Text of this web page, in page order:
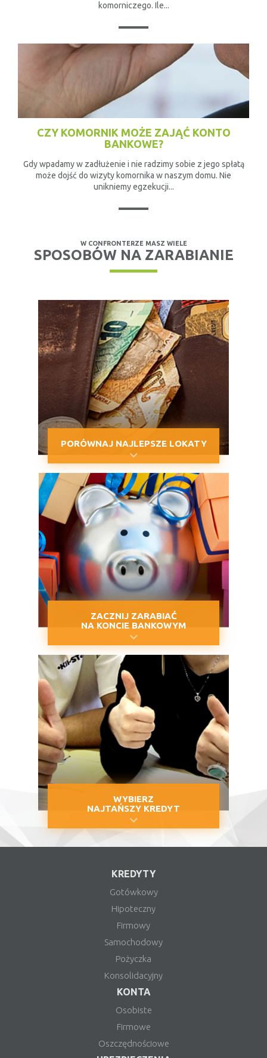
komorniczego. Ile...
CZY KOMORNIK MOŻE ZAJĄĆ KONTO
BANKOWE?
Gdy wpadamy w zadłużenie i nie radzimy sobie z jego spłatą
może dojść do wizyty komornika w naszym domu. Nie
unikniemy egzekucji...
W CONFRONTERZE MASZ WIELE
SPOSOBÓW NA ZARABIANIE
PORÓWNAJ NAJLEPSZE LOKATY
ZACZNIJ ZARABIAĆ
NA KONCIE BANKOWYM
WYBIERZ
NAJTAŃSZY KREDYT
KREDYTY
Gotówkowy
Hipoteczny
Firmowy
Samochodowy
Pożyczka
Konsolidacyjny
KONTA
Osobiste
Firmowe
Oszczędnościowe